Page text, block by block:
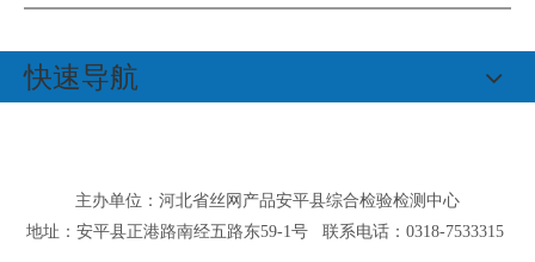
快速导航
主办单位：河北省丝网产品安平县综合检验检测中心
地址：安平县正港路南经五路东59-1号 联系电话：0318-7533315